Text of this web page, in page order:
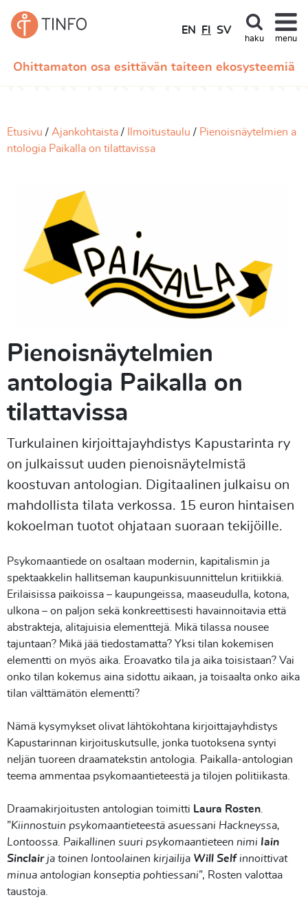
Ohittamaton osa esittävän taiteen ekosysteemiä
EN FI SV
haku menu
Etusivu Ajankohtaista Ilmoitustaulu
Pienoisnäytelmien a
ntologia Paikalla on tilattavissa
Pienoisnäytelmien
antologia Paikalla on
tilattavissa
Turkulainen kirjoittajayhdistys Kapustarinta ry
on julkaissut uuden pienoisnäytelmistä
koostuvan antologian. Digitaalinen julkaisu on
mahdollista tilata verkossa. 15 euron hintaisen
kokoelman tuotot ohjataan suoraan tekijöille.
Psykomaantiede on osaltaan modernin, kapitalismin ja
spektaakkelin hallitseman kaupunkisuunnittelun kritiikkiä.
Erilaisissa paikoissa – kaupungeissa, maaseudulla, kotona,
ulkona – on paljon sekä konkreettisesti havainnoitavia että
abstrakteja, alitajuisia elementtejä. Mikä tilassa nousee
tajuntaan? Mikä jää tiedostamatta? Yksi tilan kokemisen
elementti on myös aika. Eroavatko tila ja aika toisistaan? Vai
onko tilan kokemus aina sidottu aikaan, ja toisaalta onko aika
tilan välttämätön elementti?
Nämä kysymykset olivat lähtökohtana kirjoittajayhdistys
Kapustarinnan kirjoituskutsulle, jonka tuotoksena syntyi
neljän tuoreen draamatekstin antologia. Paikalla-antologian
teema ammentaa psykomaantieteestä ja tilojen politiikasta.
Draamakirjoitusten antologian toimitti Laura Rosten
”Kiinnostuin psykomaantieteestä asuessani Hackneyssa,
Lontoossa. Paikallinen suuri psykomaantieteen nimi Iain
Sinclairja toinen lontoolainen kirjailija Will Selfinnoittivat
minua antologian konseptia pohtiessani”, Rosten valottaa
taustoja.